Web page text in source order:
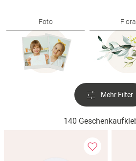
Foto
Mehr Filter
140